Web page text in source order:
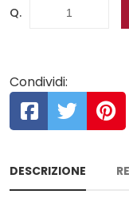
Q.
Condividi:
DESCRIZIONE